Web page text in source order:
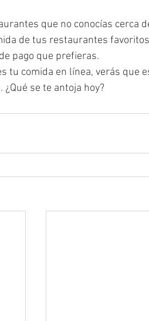
que no conocías cerca
de tus restaurantes
pago que prefieras.
tu comida en línea, verás que
se te antoja hoy?